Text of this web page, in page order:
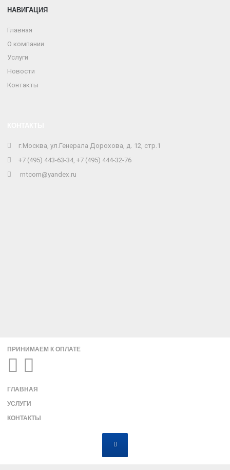
г.Москва, ул.Генерала Дорохова, д. 12, стр.1
+7 (495) 443-63-34, +7 (495) 444-32-76
rntcom@yandex.ru
НАВИГАЦИЯ
Главная
О компании
Услуги
Новости
Контакты
ПРИНИМАЕМ К ОПЛАТЕ
ГЛАВНАЯ
УСЛУГИ
КОНТАКТЫ